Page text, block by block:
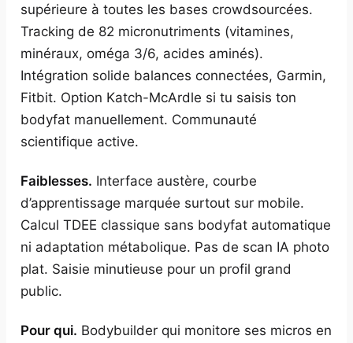
supérieure à toutes les bases crowdsourcées.
Tracking de 82 micronutriments (vitamines,
minéraux, oméga 3/6, acides aminés).
Intégration solide balances connectées, Garmin,
Fitbit. Option Katch-McArdle si tu saisis ton
bodyfat manuellement. Communauté
scientifique active.
Faiblesses. Interface austère, courbe
d’apprentissage marquée surtout sur mobile.
Calcul TDEE classique sans bodyfat automatique
ni adaptation métabolique. Pas de scan IA photo
plat. Saisie minutieuse pour un profil grand
public.
Pour qui. Bodybuilder qui monitore ses micros en